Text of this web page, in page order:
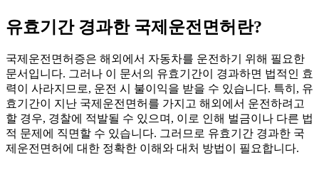
유효기간 경과한 국제운전면허란?
국제운전면허증은 해외에서 자동차를 운전하기 위해 필요한
문서입니다. 그러나 이 문서의 유효기간이 경과하면 법적인 효
력이 사라지므로, 운전 시 불이익을 받을 수 있습니다. 특히, 유
효기간이 지난 국제운전면허를 가지고 해외에서 운전하려고
할 경우, 경찰에 적발될 수 있으며, 이로 인해 벌금이나 다른 법
적 문제에 직면할 수 있습니다. 그러므로 유효기간 경과한 국
제운전면허에 대한 정확한 이해와 대처 방법이 필요합니다.